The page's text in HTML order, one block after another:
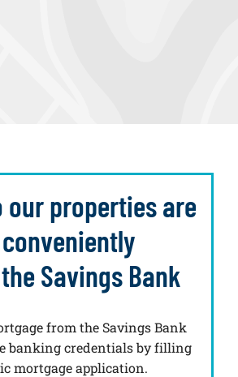
our properties are
Savings Bank
from the Savings Bank
banking credentials by filling
mortgage application.